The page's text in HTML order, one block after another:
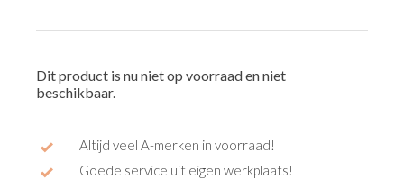
Dit product is nu niet op voorraad en niet
beschikbaar.
Altijd veel A-merken in voorraad!
Goede service uit eigen werkplaats!